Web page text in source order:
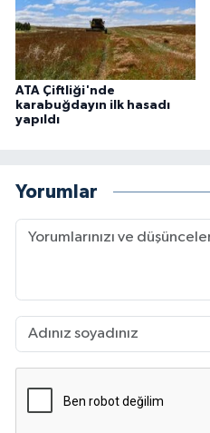
ATA Çiftliği'nde
karabuğdayın ilk hasadı
yapıldı
Yorumlar